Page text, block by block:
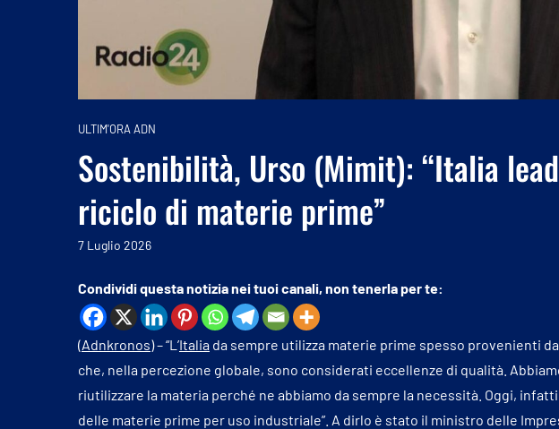
ULTIM'ORA ADN
Sostenibilità, Urso (Mimit): “Italia
riciclo di materie prime”
7 Luglio 2026
Condividi questa notizia nei tuoi canali, non tenerla per te:
(Adnkronos) – “L’Italia da sempre utilizza materie prime spesso provenienti
che, nella percezione globale, sono considerati eccellenze di qualità.
riutilizzare la materia perché ne abbiamo da sempre la necessità. Oggi,
delle materie prime per uso industriale”. A dirlo è stato il ministro delle